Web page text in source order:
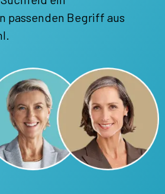
passenden Begriff aus